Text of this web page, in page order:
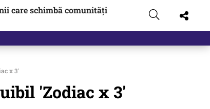
care schimbă comunități
x 3'
'Zodiac x 3'